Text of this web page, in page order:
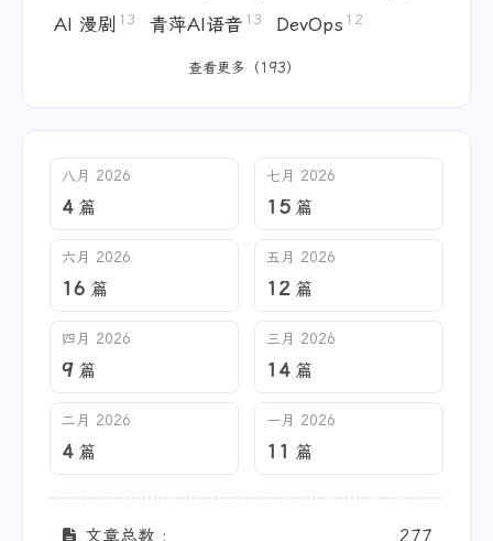
AI 漫剧 13 青萍AI语音 13 DevOps 12
查看更多（193）
八月 2026
4 篇
七月 2026
15 篇
六月 2026
16 篇
五月 2026
12 篇
四月 2026
9 篇
三月 2026
14 篇
二月 2026
4 篇
一月 2026
11 篇
文章总数 :
277